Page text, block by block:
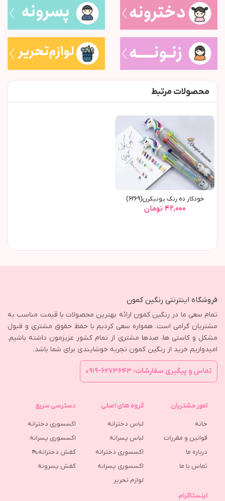
محصولات مرتبط
خودکار ده رنگ یونیکرن(6269)
۴۲,۰۰۰ تومان
فروشگاه اینترنتی رنگین کمون
تمام سعی ما در رنگین کمون ارائه بهترین محصولات با قیمت مناسب به
مشتریان گرامی است. همواره سعی کردیم با حفظ حقوق مشتری و قبول
مشکل و کاستی ها، صدها مشتری از تمام کشور عزیزمون داشته باشیم.
امیدواریم خرید از رنگین کمون تجربه خوشایندی برای شما باشد.
تماس و پیگیری سفارشات: ۶۲۷۳۶۴۳-۰۹۱۹
امور مشتریان
خانه
قوانین و مقررات
درباره ما
تماس با ما
گروه های اصلی
لباس دخترانه
لباس پسرانه
اکسسوری دخترانه
اکسسوری پسرانه
لوازم تحریر
دسترسی سریع
اکسسوری دخترانه
اکسسوری پسرانه
کفش دخترانه👠
كفش پسرونه
اینستاگرام